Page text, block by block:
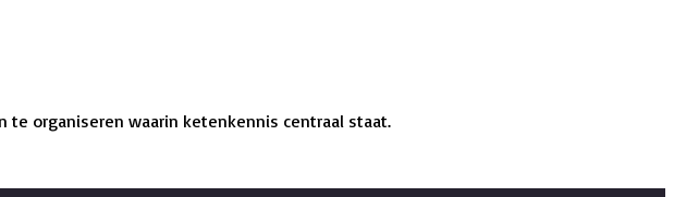
te organiseren waarin ketenkennis centraal staat.